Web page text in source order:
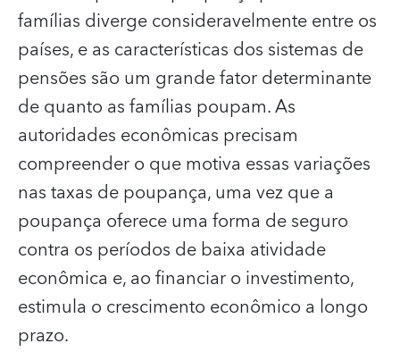
famílias diverge consideravelmente entre os
países, e as características dos sistemas de
pensões são um grande fator determinante
de quanto as famílias poupam. As
autoridades econômicas precisam
compreender o que motiva essas variações
nas taxas de poupança, uma vez que a
poupança oferece uma forma de seguro
contra os períodos de baixa atividade
econômica e, ao financiar o investimento,
estimula o crescimento econômico a longo
prazo.